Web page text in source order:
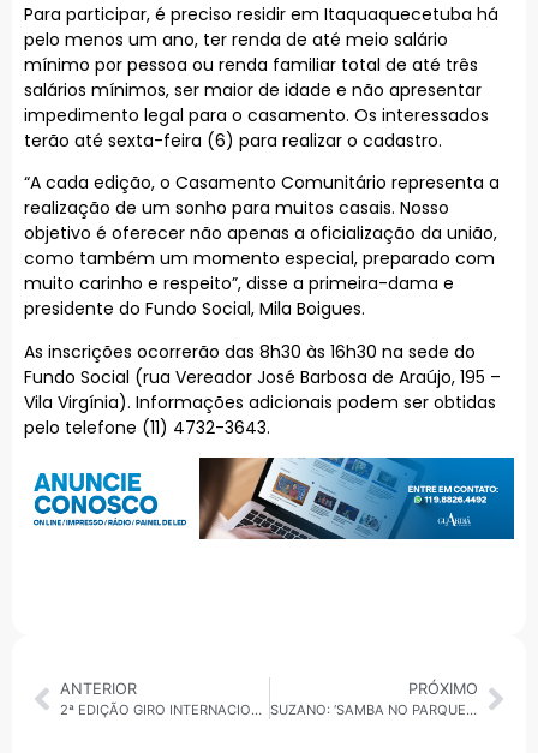
Para participar, é preciso residir em Itaquaquecetuba há
pelo menos um ano, ter renda de até meio salário
mínimo por pessoa ou renda familiar total de até três
salários mínimos, ser maior de idade e não apresentar
impedimento legal para o casamento. Os interessados
terão até sexta-feira (6) para realizar o cadastro.
“A cada edição, o Casamento Comunitário representa a
realização de um sonho para muitos casais. Nosso
objetivo é oferecer não apenas a oficialização da união,
como também um momento especial, preparado com
muito carinho e respeito”, disse a primeira-dama e
presidente do Fundo Social, Mila Boigues.
As inscrições ocorrerão das 8h30 às 16h30 na sede do
Fundo Social (rua Vereador José Barbosa de Araújo, 195 –
Vila Virgínia). Informações adicionais podem ser obtidas
pelo telefone (11) 4732-3643.
ANTERIOR
2ª EDIÇÃO GIRO INTERNACIONAL 27/02/2026: CASO EPSTEIN REPERCUTE NOS EUA
PRÓXIMO
SUZANO: ‘SAMBA NO PARQUE’ ABRE PROGRAMAÇÃO DO MÊS DAS MULHERES EM SUZANO